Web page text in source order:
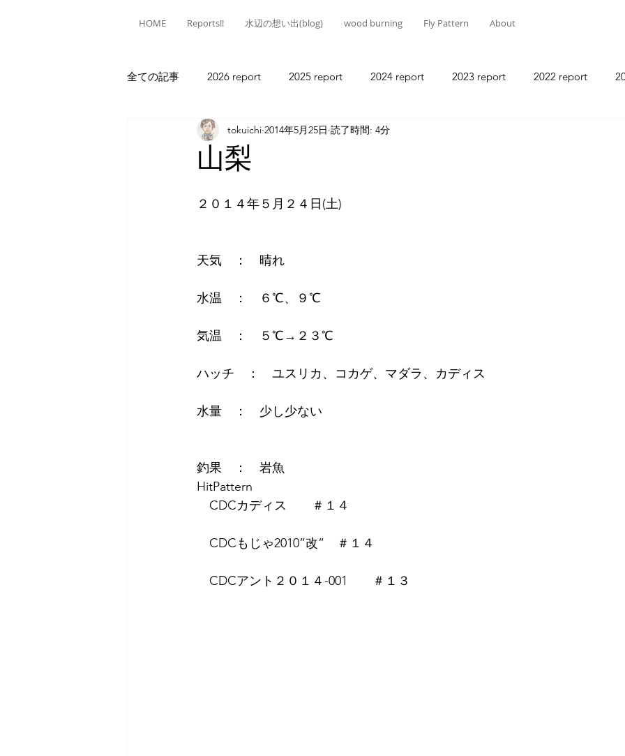
HOME Reports!! 水辺の想い出(blog) wood burning Fly Pattern About
全ての記事 2026 report 2025 report 2024 report 2023 report 2022 report
2020 report 2019 report 2018 report
山梨
tokuichi 2014年5月25日 読了時間: 4分
２０１４年５月２４日(土)
天気　：　晴れ
水温　：　６℃、９℃
気温　：　５℃→２３℃
ハッチ　：　ユスリカ、コカゲ、マダラ、カディス
水量　：　少し少ない
釣果　：　岩魚
HitPattern
CDCカディス　　＃１４
CDCもじゃ2010”改”　＃１４
CDCアント２０１４-001　　＃１３